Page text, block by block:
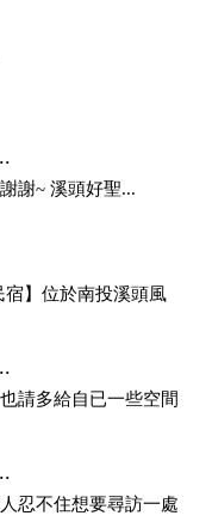
謝~ 溪頭好聖...
宿】位於南投溪頭風
請多給自已一些空間
忍不住想要尋訪一處